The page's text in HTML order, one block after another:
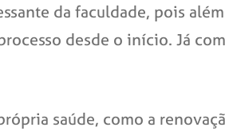
da faculdade, pois
desde o início. Já
saúde, como a